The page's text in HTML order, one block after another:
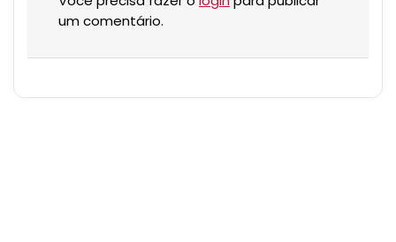
um comentário.